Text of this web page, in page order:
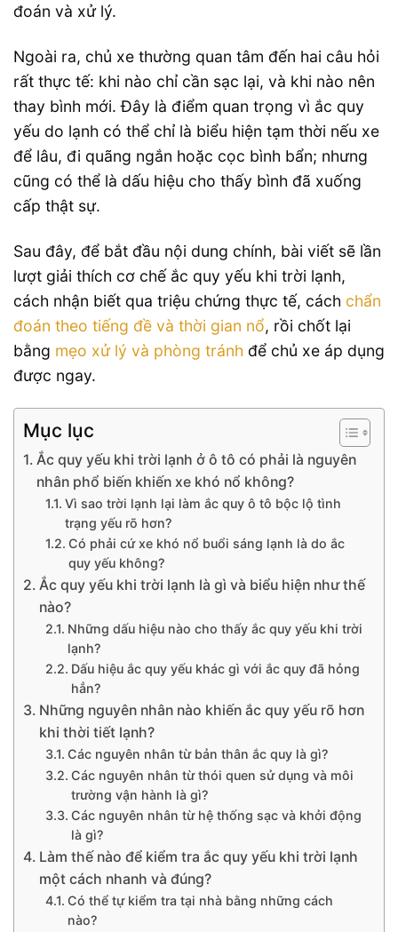
đoán và xử lý.
Ngoài ra, chủ xe thường quan tâm đến hai câu hỏi
rất thực tế: khi nào chỉ cần sạc lại, và khi nào nên
thay bình mới. Đây là điểm quan trọng vì ắc quy
yếu do lạnh có thể chỉ là biểu hiện tạm thời nếu xe
để lâu, đi quãng ngắn hoặc cọc bình bẩn; nhưng
cũng có thể là dấu hiệu cho thấy bình đã xuống
cấp thật sự.
Sau đây, để bắt đầu nội dung chính, bài viết sẽ lần
lượt giải thích cơ chế ắc quy yếu khi trời lạnh,
cách nhận biết qua triệu chứng thực tế, cách chẩn
đoán theo tiếng đề và thời gian nổ, rồi chốt lại
bằng mẹo xử lý và phòng tránh để chủ xe áp dụng
được ngay.
Mục lục
Ắc quy yếu khi trời lạnh ở ô tô có phải là nguyên
nhân phổ biến khiến xe khó nổ không?
Vì sao trời lạnh lại làm ắc quy ô tô bộc lộ tình
trạng yếu rõ hơn?
Có phải cứ xe khó nổ buổi sáng lạnh là do ắc
quy yếu không?
Ắc quy yếu khi trời lạnh là gì và biểu hiện như thế
nào?
Những dấu hiệu nào cho thấy ắc quy yếu khi trời
lạnh?
Dấu hiệu ắc quy yếu khác gì với ắc quy đã hỏng
hẳn?
Những nguyên nhân nào khiến ắc quy yếu rõ hơn
khi thời tiết lạnh?
Các nguyên nhân từ bản thân ắc quy là gì?
Các nguyên nhân từ thói quen sử dụng và môi
trường vận hành là gì?
Các nguyên nhân từ hệ thống sạc và khởi động
là gì?
Làm thế nào để kiểm tra ắc quy yếu khi trời lạnh
một cách nhanh và đúng?
Có thể tự kiểm tra tại nhà bằng những cách
nào?